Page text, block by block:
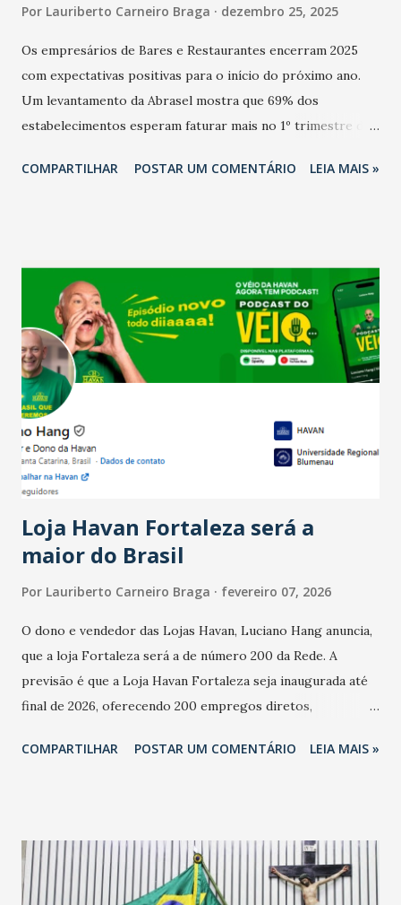
Por Lauriberto Carneiro Braga dezembro 25, 2025
Os empresários de Bares e Restaurantes encerram 2025
com expectativas positivas para o início do próximo ano.
Um levantamento da Abrasel mostra que 69% dos
estabelecimentos esperam faturar mais no 1º trimestre de
relação ao último trimestre deste ano, 56% também
confraternizações de fim de ano e pelo pagamento do 13º
Salário para um número maior de trabalhadores, já que o
país tem a menor taxa de desemprego dos anos recentes.
Ainda segundo a Pesquisa, em novembro de 2025, 40% dos
bares e restaurantes operaram com lucro e outros 40%
registraram equilíbrio financeiro. Já o percentual de
estabelecimentos no prejuízo ficou em 19%, pouco abaixo
do observado no mês anterior. Outros 1% não existiam em
novembro. Em relação a outubro, o faturamento também
COMPARTILHAR POSTAR UM COMENTÁRIO LEIA MAIS »
Loja Havan Fortaleza será a
maior do Brasil
Por Lauriberto Carneiro Braga fevereiro 07, 2026
O dono e vendedor das Lojas Havan, Luciano Hang anuncia,
que a loja Fortaleza será a de número 200 da Rede. A
previsão é que a Loja Havan Fortaleza seja inaugurada até
final de 2026, oferecendo 200 empregos diretos,
Havan Fortaleza ainda não foi anunciada oficialmente, mas
COMPARTILHAR POSTAR UM COMENTÁRIO LEIA MAIS »